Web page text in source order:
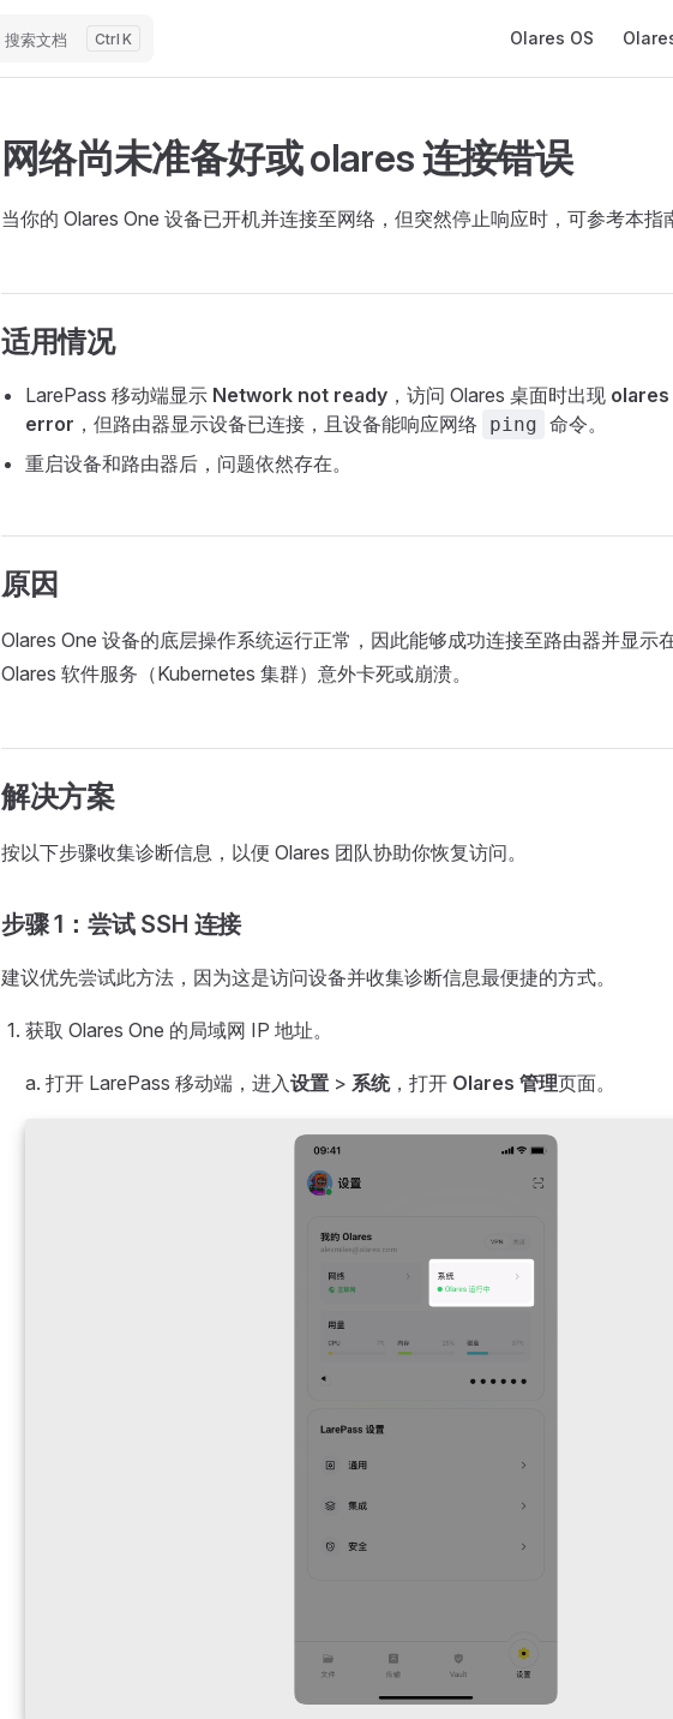
搜索文档 K Olares OS
网络尚未准备好或 olares 连接错误
当你的 Olares One 设备已开机并连接至网络，但突然停止响应时，可参考本指
适用情况
LarePass 移动端显示 Network not ready ，访问 Olares 桌面时出现
error ，但路由器显示设备已连接，且设备能响应网络 ping 命令。
重启设备和路由器后，问题依然存在。
原因
Olares One 设备的底层操作系统运行正常，因此能够成功连接至路由器并显示
Olares 软件服务（Kubernetes 集群）意外卡死或崩溃。
解决方案
按以下步骤收集诊断信息，以便 Olares 团队协助你恢复访问。
步骤 1：尝试 SSH 连接
建议优先尝试此方法，因为这是访问设备并收集诊断信息最便捷的方式。
获取 Olares One 的局域网 IP 地址。
a. 打开 LarePass 移动端，进入设置 > 系统，打开 Olares 管理页面。